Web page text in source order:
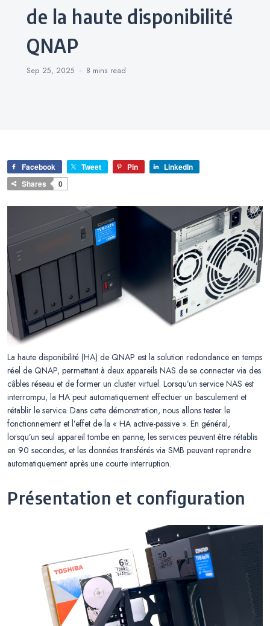
de la haute disponibilité
QNAP
Sep 25, 2025 8 mins read
Facebook Tweet Pin
LinkedIn
Shares
0
La haute disponibilité (HA) de QNAP est la solution redondance en temps
réel de QNAP, permettant à deux appareils NAS de se connecter via des
câbles réseau et de former un cluster virtuel. Lorsqu’un service NAS est
interrompu, la HA peut automatiquement effectuer un basculement et
rétablir le service. Dans cette démonstration, nous allons tester le
fonctionnement et l’effet de la « HA active-passive ». En général,
lorsqu’un seul appareil tombe en panne, les services peuvent être rétablis
en 90 secondes, et les données transférés via SMB peuvent reprendre
automatiquement après une courte interruption.
Présentation et configuration